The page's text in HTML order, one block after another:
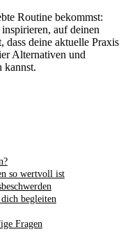
Routine bekommst:
auf deinen
deine aktuelle Praxis
Alternativen und
kannst.
so wertvoll ist
begleiten
Fragen